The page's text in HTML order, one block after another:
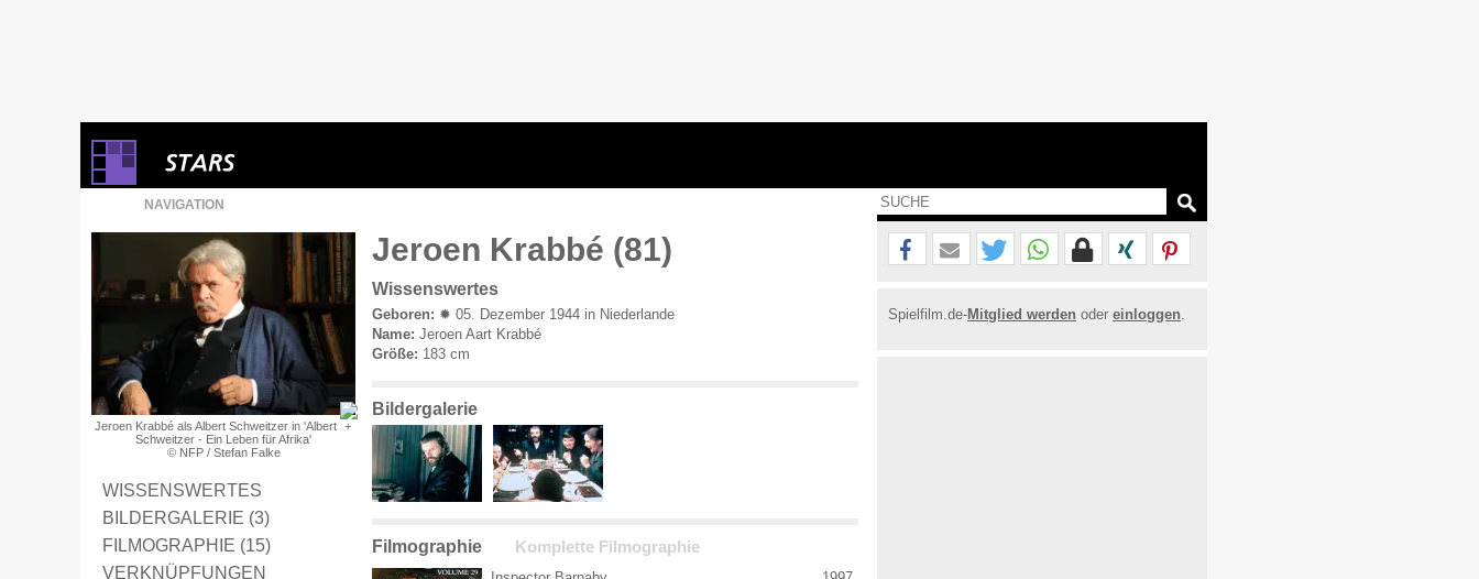
NAVIGATION
Jeroen Krabbé als Albert Schweitzer in 'Albert
Schweitzer - Ein Leben für Afrika'
© NFP / Stefan Falke
WISSENSWERTES
BILDERGALERIE (3)
FILMOGRAPHIE (15)
VERKNÜPFUNGEN
Jeroen Krabbé (81)
Wissenswertes
Geboren: ✹ 05. Dezember 1944 in Niederlande
Name: Jeroen Aart Krabbé
Größe: 183 cm
Bildergalerie
Filmographie Komplette Filmographie
Spielfilm.de-Mitglied werden oder einloggen.